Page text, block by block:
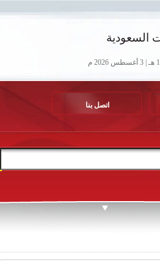
السعودية
اتصل بنا